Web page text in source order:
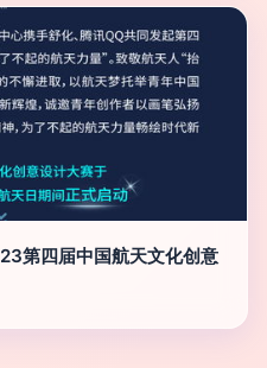
第四届中国航天文化创意